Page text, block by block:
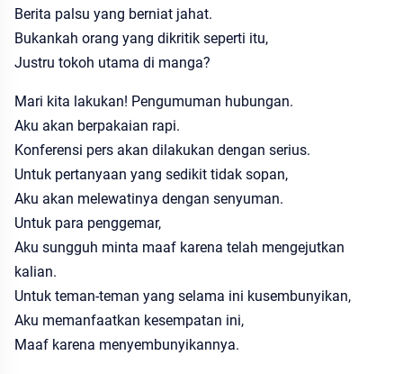
Berita palsu yang berniat jahat.
Bukankah orang yang dikritik seperti itu,
Justru tokoh utama di manga?
Mari kita lakukan! Pengumuman hubungan.
Aku akan berpakaian rapi.
Konferensi pers akan dilakukan dengan serius.
Untuk pertanyaan yang sedikit tidak sopan,
Aku akan melewatinya dengan senyuman.
Untuk para penggemar,
Aku sungguh minta maaf karena telah mengejutkan
kalian.
Untuk teman-teman yang selama ini kusembunyikan,
Aku memanfaatkan kesempatan ini,
Maaf karena menyembunyikannya.